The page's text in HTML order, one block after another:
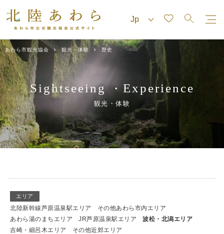
あわら市観光協会 観光・体験 歴史
Sightseeing・ Experience
観光・体験
エリア
北陸新幹線芦原温泉駅エリア
その他あわら市内エリア
あわら湯のまちエリア
JR芦原温泉駅エリア
波松・北潟エリア
吉崎・細呂木エリア
その他近郊エリア